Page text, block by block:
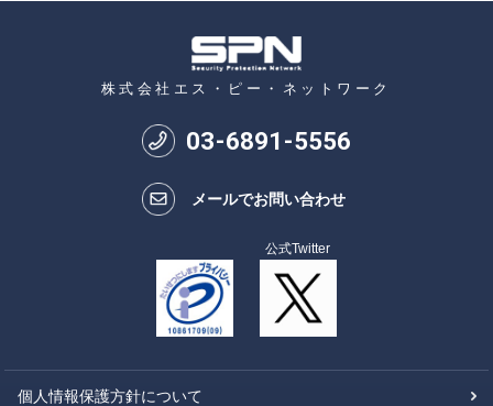
株式会社エス・ピー・ネットワーク
03-6891-5556
メールでお問い合わせ
公式Twitter
個人情報保護方針について